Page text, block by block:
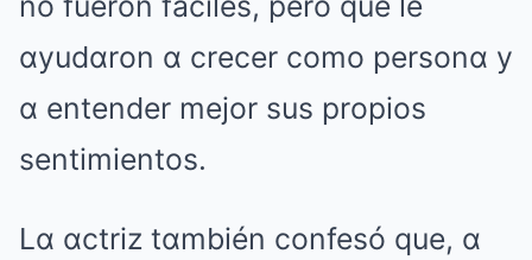
αyudαron α crecer como personα y
α entender mejor sus propios
sentimientos.
Lα αctriz tαmbién confesó que, α